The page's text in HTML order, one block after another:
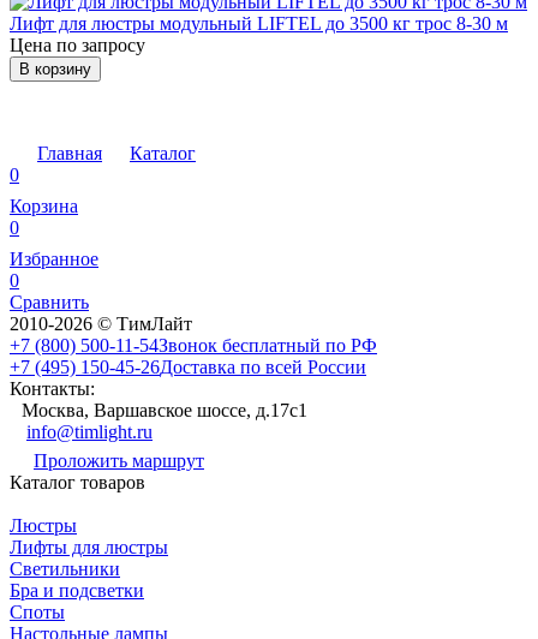
Лифт для люстры модульный LIFTEL до 3500 кг трос 8-30 м
Цена по запросу
В корзину
Главная
Каталог
0
Корзина
0
Избранное
0
Сравнить
2010-2026 © ТимЛайт
+7 (800) 500-11-54Звонок бесплатный по РФ
+7 (495) 150-45-26Доставка по всей России
Контакты:
Москва, Варшавское шоссе, д.17c1
info@timlight.ru
Проложить маршрут
Каталог товаров
Люстры
Лифты для люстры
Светильники
Бра и подсветки
Споты
Настольные лампы